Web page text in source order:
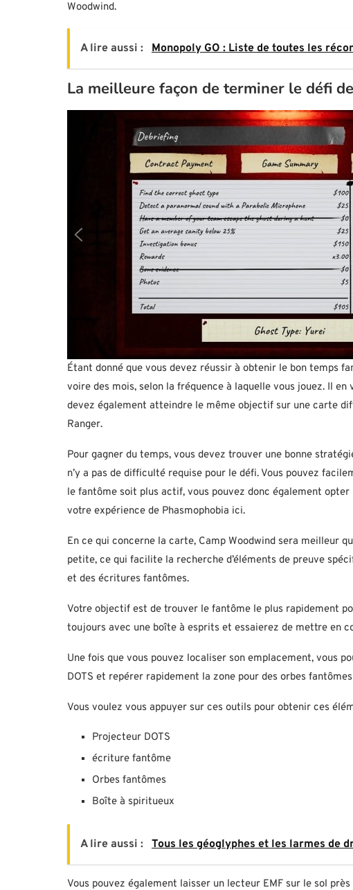
Woodwind.
A lire aussi : Monopoly GO : Liste de toutes les
La meilleure façon de terminer le défi
Étant donné que vous devez réussir à obtenir le bon temps
voire des mois, selon la fréquence à laquelle vous jouez. Il
devez également atteindre le même objectif sur une carte
Ranger.
Pour gagner du temps, vous devez trouver une bonne
n’y a pas de difficulté requise pour le défi. Vous pouvez
le fantôme soit plus actif, vous pouvez donc également
votre expérience de Phasmophobia ici.
En ce qui concerne la carte, Camp Woodwind sera meilleur
petite, ce qui facilite la recherche d’éléments de preuve
et des écritures fantômes.
Votre objectif est de trouver le fantôme le plus rapidement
toujours avec une boîte à esprits et essaierez de mettre en
Une fois que vous pouvez localiser son emplacement, vous
DOTS et repérer rapidement la zone pour des orbes
Vous voulez vous appuyer sur ces outils pour obtenir ces
Projecteur DOTS
écriture fantôme
Orbes fantômes
Boîte à spiritueux
A lire aussi : Tous les géoglyphes et les larmes de
Vous pouvez également laisser un lecteur EMF sur le sol